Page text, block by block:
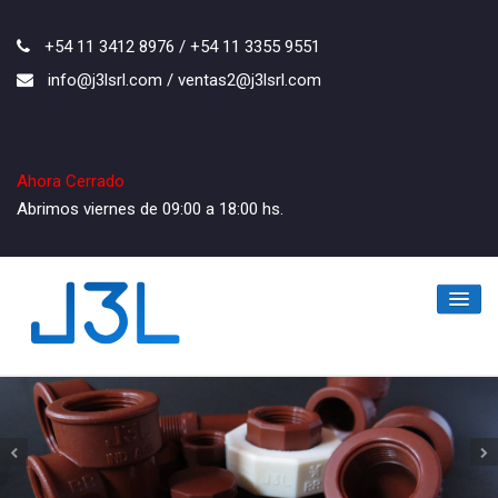
+54 11 3412 8976 / +54 11 3355 9551
info@j3lsrl.com / ventas2@j3lsrl.com
Ahora Cerrado
Abrimos viernes de 09:00 a 18:00 hs.
Inicio
La Empresa
Los Productos